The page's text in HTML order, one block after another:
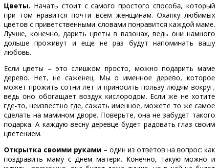
Цветы. Начать стоит с самого простого способа, который
при том нравится почти всем женщинам. Охапку любимых
цветов с приветственными словами понравится каждой маме.
Лучше, конечно, дарить цветы в вазонах, ведь они намного
дольше проживут и еще не раз будут напоминать вашу
любовь.
Если цветы – это слишком просто, можно подарить маме
дерево. Нет, не саженец. Мы о именное дерево, которое
может прожить сотни лет и приносить пользу людям вокруг,
ведь оно обогащает воздух кислородом. Если же не хотите
где-то, неизвестно где, сажать именное, можете то же самое
сделать на мамином дворе. Поверьте, она не забудет такого
подарка. А каждую весну деревце будет радовать глаз своим
цветением.
Открытка своими руками – один из ответов на вопрос: как
поздравить маму с Днем матери. Конечно, такую можно и